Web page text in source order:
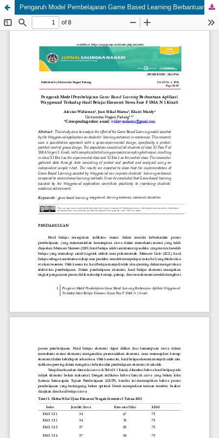
Pengaruh Model Pembelajaran Game Based Learning Berbantuan Aplikasi Wayground Terhadap Hasil Belajar Ekonomi Siswa Fase F SMA N 1 Kinali